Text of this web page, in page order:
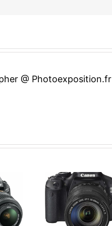
@ Photoexposition.fr